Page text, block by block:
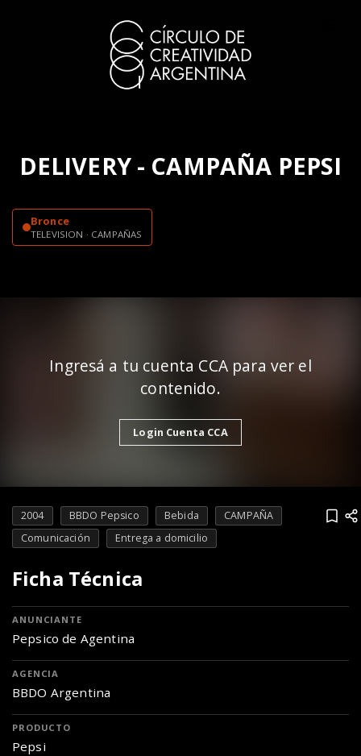
DELIVERY - CAMPAÑA PEPSI
Bronce
TELEVISION · CAMPAÑAS
Ingresá a tu cuenta CCA para ver el
contenido.
Login Cuenta CCA
2004 BBDO Pepsico Bebida
CAMPAÑA
Comunicación
Entrega a domicilio
Ficha Técnica
ANUNCIANTE
Pepsico de Agentina
AGENCIA
BBDO Argentina
PRODUCTO
Pepsi